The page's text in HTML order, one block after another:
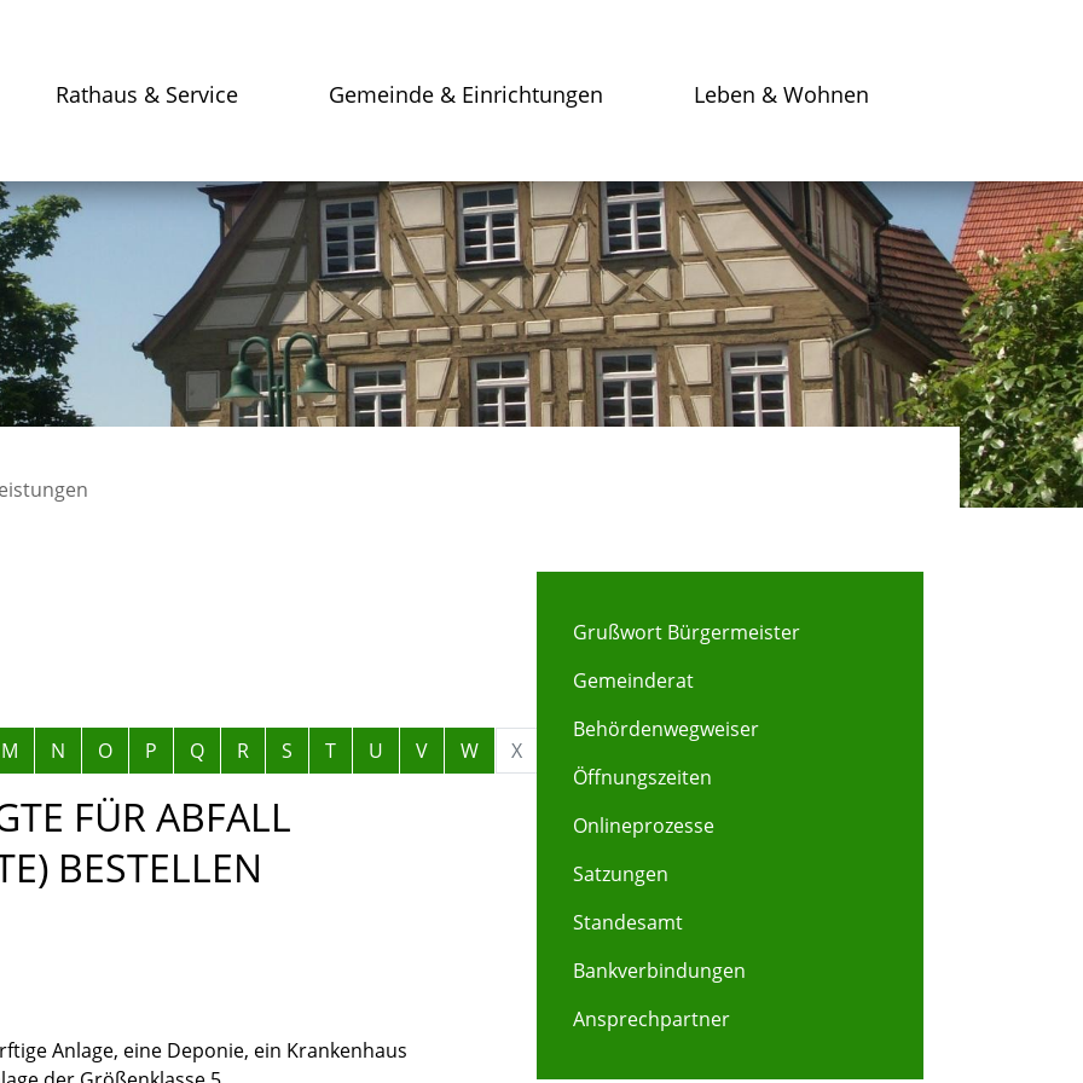
Rathaus & Service Gemeinde & Einrichtungen Leben & Wohnen
M N O P Q R S T U V W X
FÜR ABFALL
BESTELLEN
Anlage, eine Deponie, ein Krankenhaus
Grußwort Bürgermeister
Gemeinderat
Behördenwegweiser
Öffnungszeiten
Onlineprozesse
Satzungen
Standesamt
Bankverbindungen
Ansprechpartner